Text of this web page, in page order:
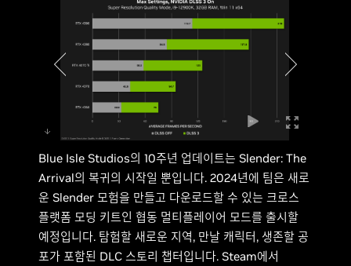
Blue Isle Studios의 10주년 업데이트는 Slender: The
Arrival의 복귀의 시작일 뿐입니다. 2024년에 팀은 새로
운 Slender 모험을 만들고 다운로드할 수 있는 크로스
플랫폼 모딩 키트인 협동 멀티플레이어 모드를 출시할
예정입니다. 탐험할 새로운 지역, 만날 캐릭터, 생존할 공
포가 포함된 DLC 스토리 챕터입니다. Steam에서